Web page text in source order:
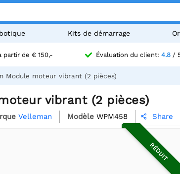
Kits de démarrage
partir de € 150,- Évaluation du client: 4.8 /
Module moteur vibrant (2 pièces)
vibrant (2 pièces)
Velleman Modèle WPM458  Share
RÉDUIT